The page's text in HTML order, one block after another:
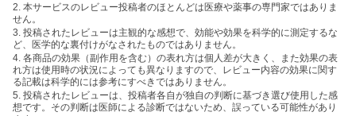
2. 本サービスのレビュー投稿者のほとんどは医療や薬事の専門家ではありま
せん。
3. 投稿されたレビューは主観的な感想で、効能や効果を科学的に測定するな
ど、医学的な裏付けがなされたものではありません。
4. 各商品の効果（副作用を含む）の表れ方は個人差が大きく、また効果の表
れ方は使用時の状況によっても異なりますので、レビュー内容の効果に関す
る記載は科学的には参考にすべきではありません。
5. 投稿されたレビューは、投稿者各自が独自の判断に基づき選び使用した感
想です。その判断は医師による診断ではないため、誤っている可能性があり